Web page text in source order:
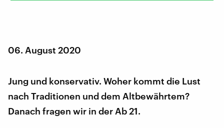
06. August 2020
Jung und konservativ. Woher kommt die Lust
nach Traditionen und dem Altbewährtem?
Danach fragen wir in der Ab 21.